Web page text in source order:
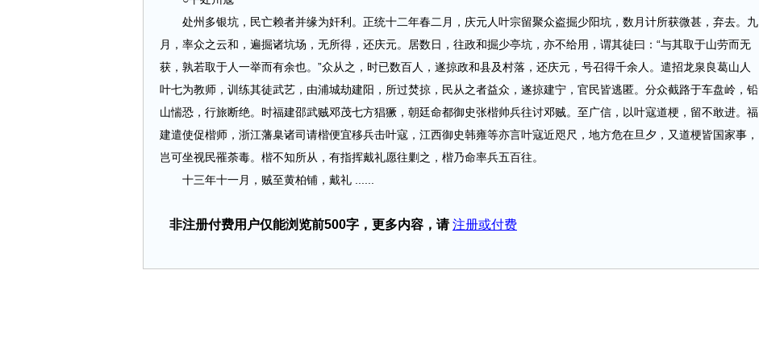
处州多银坑，民亡赖者并缘为奸利。正统十二年春二月，庆元人叶宗留聚众盗掘少阳坑，数月计所获微甚，弃去。九
月，率众之云和，遍掘诸坑场，无所得，还庆元。居数日，往政和掘少亭坑，亦不给用，谓其徒曰：“与其取于山劳而无
获，孰若取于人一举而有余也。”众从之，时已数百人，遂掠政和县及村落，还庆元，号召得千余人。遣招龙泉良葛山人
叶七为教师，训练其徒武艺，由浦城劫建阳，所过焚掠，民从之者益众，遂掠建宁，官民皆逃匿。分众截路于车盘岭，铅
山惴恐，行旅断绝。时福建邵武贼邓茂七方猖獗，朝廷命都御史张楷帅兵往讨邓贼。至广信，以叶寇道梗，留不敢进。福
建遣使促楷师，浙江藩臬诸司请楷便宜移兵击叶寇，江西御史韩雍等亦言叶寇近咫尺，地方危在旦夕，又道梗皆国家事，
岂可坐视民罹荼毒。楷不知所从，有指挥戴礼愿往剿之，楷乃命率兵五百往。
十三年十一月，贼至黄柏铺，戴礼 ......
非注册付费用户仅能浏览前500字，更多内容，请 注册或付费